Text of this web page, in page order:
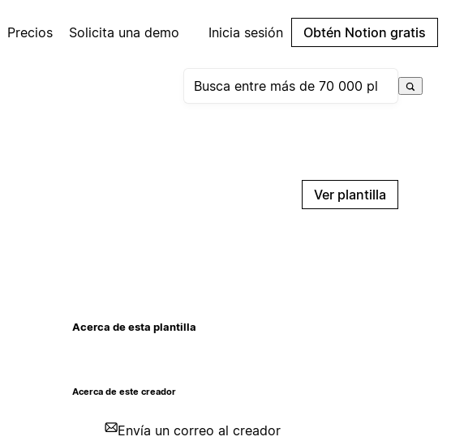
Precios Solicita una demo Inicia sesión Obtén Notion gratis
Ver plantilla
Acerca de esta plantilla
Acerca de este creador
Envía un correo al creador